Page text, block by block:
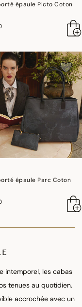
épaule Picto Coton
épaule Parc Coton
intemporel, les cabas
tenues au quotidien.
accrochée avec un